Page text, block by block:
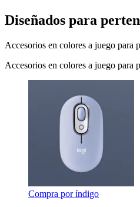
Diseñados para
Accesorios en colores a juego para
Accesorios en colores a juego para
Compra por índigo